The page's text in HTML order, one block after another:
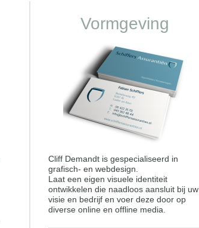
Vormgeving
Cliff Demandt is gespecialiseerd in
grafisch- en webdesign.
Laat een eigen visuele identiteit
ontwikkelen die naadloos aansluit bij uw
visie en bedrijf en voer deze door op
diverse online en offline media.